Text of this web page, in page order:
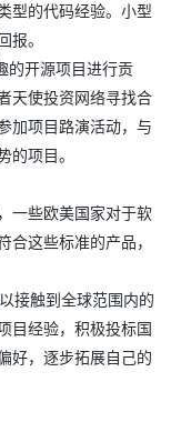
型的代码经验。小型
报。
的开源项目进行贡
天使投资网络寻找合
加项目路演活动，与
的项目。
一些欧美国家对于软
这些标准的产品，
接触到全球范围内的
目经验，积极投标国
好，逐步拓展自己的